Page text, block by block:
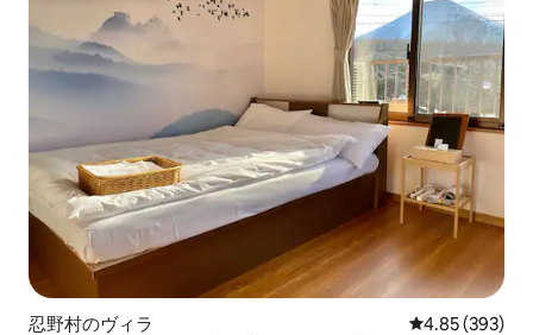
忍野村のヴィラ レビュー393
4.85 (393)